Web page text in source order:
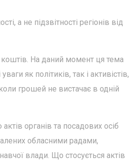
а не підзвітності регіонів від
На даний момент ця тема
як політиків, так і активістів,
грошей не вистачає в одній
органів та посадових осіб
обласними радами,
влади. Що стосується актів